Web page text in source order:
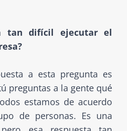
tan difícil ejecutar el
a esta pregunta es
preguntas a la gente qué
estamos de acuerdo
de personas. Es una